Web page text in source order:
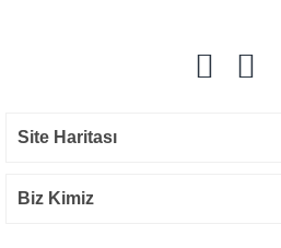
Site Haritası
Biz Kimiz